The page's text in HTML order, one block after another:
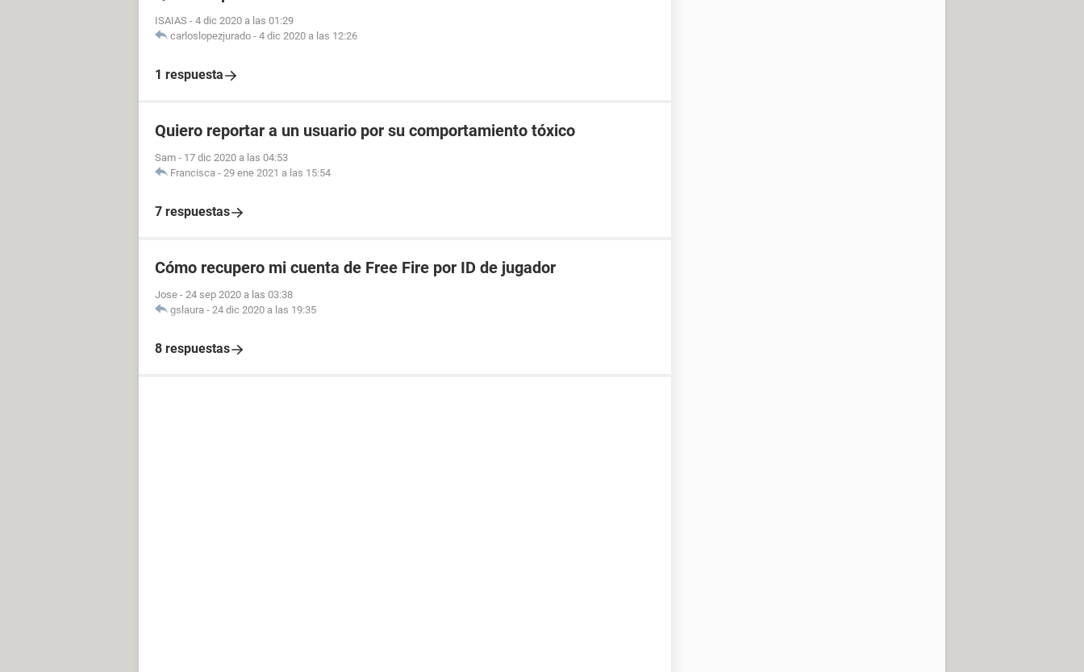
ISAIAS - 4 dic 2020 a las 01:29
carloslopezjurado - 4 dic 2020 a las 12:26
1 respuesta
Quiero reportar a un usuario por su comportamiento tóxico
Sam - 17 dic 2020 a las 04:53
Francisca - 29 ene 2021 a las 15:54
7 respuestas
Cómo recupero mi cuenta de Free Fire por ID de jugador
Jose - 24 sep 2020 a las 03:38
gslaura - 24 dic 2020 a las 19:35
8 respuestas